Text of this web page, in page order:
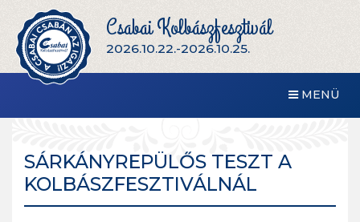
Csabai Kolbászfesztivál
2026.10.22.-2026.10.25.
MENÜ
SÁRKÁNYREPÜLŐS TESZT A
KOLBÁSZFESZTIVÁLNÁL